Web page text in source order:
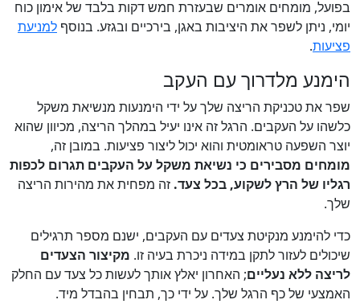
בפועל, מומחים אומרים שבעזרת חמש דקות בלבד של אימון כוח
יומי, ניתן לשפר את היציבות באגן, בירכיים ובגזע. בנוסף למניעת
פציעות.
הימנע מלדרוך עם העקב
שפר את טכניקת הריצה שלך על ידי הימנעות מנשיאת משקל
כלשהו על העקבים. הרגל זה אינו יעיל במהלך הריצה, מכיוון שהוא
יוצר השפעה טראומטית והוא יכול ליצור פציעות. במובן זה,
מומחים מסבירים כי נשיאת משקל על העקבים תגרום לכפות
רגליו של הרץ לשקוע, בכל צעד. זה מפחית את מהירות הריצה
שלך.
כדי להימנע מנקיטת צעדים עם העקבים, ישנם מספר תרגילים
שיכולים לעזור לתקן במידה ניכרת בעיה זו. מקיצור הצעדים
לריצה ללא נעליים; האחרון יאלץ אותך לעשות כל צעד עם החלק
האמצעי של כף הרגל שלך. על ידי כך, תבחין בהבדל מיד.